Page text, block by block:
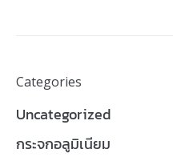
Categories
Uncategorized
กระจกอลูมิเนียม